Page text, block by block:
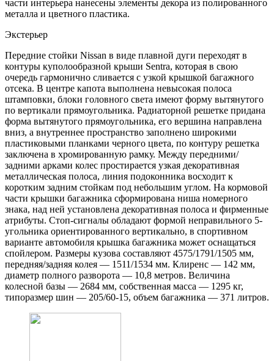
части интерьера нанесены элементы декора из полированного
металла и цветного пластика.
Экстерьер
Передние стойки Nissan в виде плавной дуги переходят в
контуры куполообразной крыши Sentra, которая в свою
очередь гармонично сливается с узкой крышкой багажного
отсека. В центре капота выполнена невысокая полоса
штамповки, блоки головного света имеют форму вытянутого
по вертикали прямоугольника. Радиаторной решетке придана
форма вытянутого прямоугольника, его вершина направлена
вниз, а внутреннее пространство заполнено широкими
пластиковыми планками черного цвета, по контуру решетка
заключена в хромированную рамку. Между передними/
задними арками колес простирается узкая декоративная
металлическая полоса, линия подоконника восходит к
коротким задним стойкам под небольшим углом. На кормовой
части крышки багажника сформирована ниша номерного
знака, над ней установлена декоративная полоса и фирменные
атрибуты. Стоп-сигналы обладают формой неправильного 5-
угольника ориентированного вертикально, в спортивном
варианте автомобиля крышка багажника может оснащаться
спойлером. Размеры кузова составляют 4575/1791/1505 мм,
передняя/задняя колея — 1511/1534 мм. Клиренс — 142 мм,
диаметр полного разворота — 10,8 метров. Величина
колесной базы — 2684 мм, собственная масса — 1295 кг,
типоразмер шин — 205/60-15, объем багажника — 371 литров.